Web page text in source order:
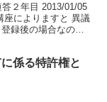
２年目 2013/01/05
座によりますと 異議
録後の場合なの
係る特許権と